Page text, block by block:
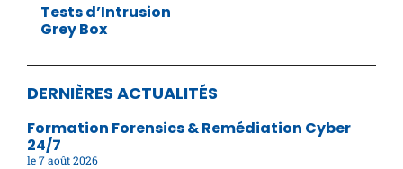
Tests d’Intrusion
Grey Box
DERNIÈRES ACTUALITÉS
Formation Forensics & Remédiation Cyber
24/7
7 août 2026